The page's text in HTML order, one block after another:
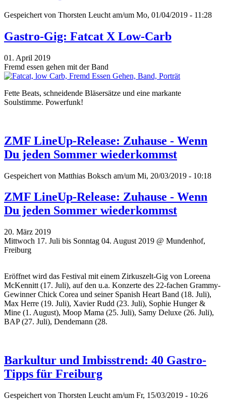
Gespeichert von Thorsten Leucht am/um Mo, 01/04/2019 - 11:28
Gastro-Gig: Fatcat X Low-Carb
01. April 2019
Fremd essen gehen mit der Band
Fette Beats, schneidende Bläsersätze und eine markante
Soulstimme. Powerfunk!
ZMF LineUp-Release: Zuhause - Wenn
Du jeden Sommer wiederkommst
Gespeichert von Matthias Boksch am/um Mi, 20/03/2019 - 10:18
ZMF LineUp-Release: Zuhause - Wenn
Du jeden Sommer wiederkommst
20. März 2019
Mittwoch 17. Juli bis Sonntag 04. August 2019 @ Mundenhof,
Freiburg
Eröffnet wird das Festival mit einem Zirkuszelt-Gig von Loreena
McKennitt (17. Juli), auf den u.a. Konzerte des 22-fachen Grammy-
Gewinner Chick Corea und seiner Spanish Heart Band (18. Juli),
Max Herre (19. Juli), Xavier Rudd (23. Juli), Sophie Hunger &
Mine (1. August), Moop Mama (25. Juli), Samy Deluxe (26. Juli),
BAP (27. Juli), Dendemann (28.
Barkultur und Imbisstrend: 40 Gastro-
Tipps für Freiburg
Gespeichert von Thorsten Leucht am/um Fr, 15/03/2019 - 10:26